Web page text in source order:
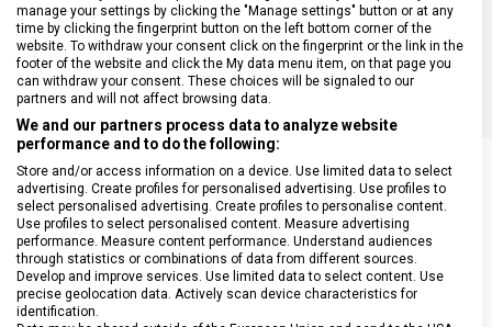
BARVA Černá
SOUVISEJÍCÍ PRODUKTY
manage your settings by clicking the "Manage settings" button or at any
time by clicking the fingerprint button on the left bottom corner of the
website. To withdraw your consent click on the fingerprint or the link in the
footer of the website and click the My data menu item, on that page you
can withdraw your consent. These choices will be signaled to our
partners and will not affect browsing data.
We and our partners process data to analyze website
performance and to do the following:
Store and/or access information on a device. Use limited data to select
advertising. Create profiles for personalised advertising. Use profiles to
select personalised advertising. Create profiles to personalise content.
Use profiles to select personalised content. Measure advertising
performance. Measure content performance. Understand audiences
through statistics or combinations of data from different sources.
Develop and improve services. Use limited data to select content. Use
precise geolocation data. Actively scan device characteristics for
identification.